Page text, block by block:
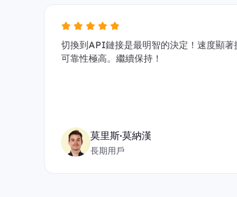
切換到API鏈接是最明智的決定！速度顯著
可靠性極高。繼續保持！
莫里斯·莫納漢
長期用戶